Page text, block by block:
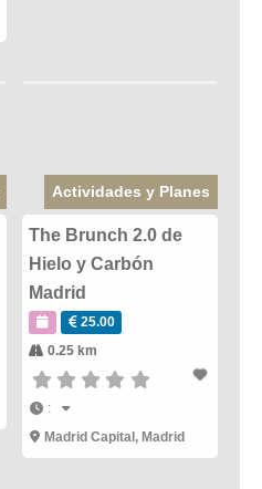
Actividades y Planes
The Brunch 2.0 de
Hielo y Carbón
Madrid
25.00
0.25 km
:
Madrid Capital , Madrid